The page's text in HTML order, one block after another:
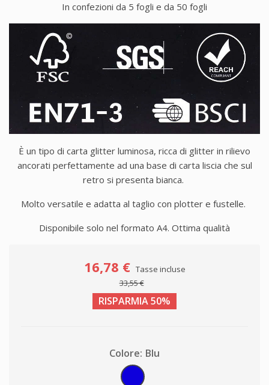
In confezioni da 5 fogli e da 50 fogli
È un tipo di carta glitter luminosa, ricca di glitter in rilievo
ancorati perfettamente ad una base di carta liscia che sul
retro si presenta bianca.
Molto versatile e adatta al taglio con plotter e fustelle.
Disponibile solo nel formato A4. Ottima qualità
16,78 € Tasse incluse
33,55 €
RISPARMIA 50%
Colore: Blu
Blu